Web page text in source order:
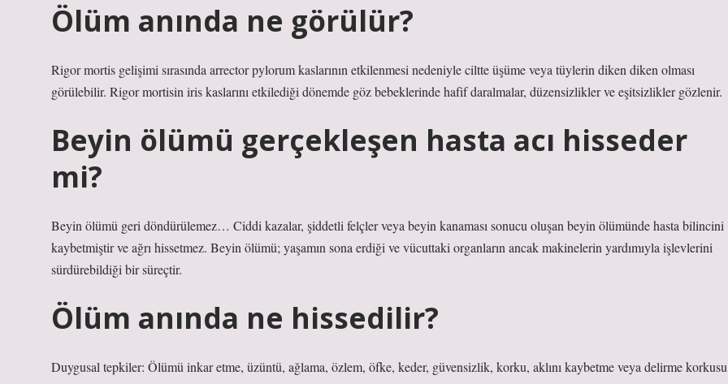
Ölüm anında ne görülür?
Rigor mortis gelişimi sırasında arrector pylorum kaslarının etkilenmesi nedeniyle ciltte üşüme veya tüylerin diken diken olması
görülebilir. Rigor mortisin iris kaslarını etkilediği dönemde göz bebeklerinde hafif daralmalar, düzensizlikler ve eşitsizlikler gözlenir.
Beyin ölümü gerçekleşen hasta acı hisseder
mi?
Beyin ölümü geri döndürülemez… Ciddi kazalar, şiddetli felçler veya beyin kanaması sonucu oluşan beyin ölümünde hasta bilincini
kaybetmiştir ve ağrı hissetmez. Beyin ölümü; yaşamın sona erdiği ve vücuttaki organların ancak makinelerin yardımıyla işlevlerini
sürdürebildiği bir süreçtir.
Ölüm anında ne hissedilir?
Duygusal tepkiler: Ölümü inkar etme, üzüntü, ağlama, özlem, öfke, keder, güvensizlik, korku, aklını kaybetme veya delirme